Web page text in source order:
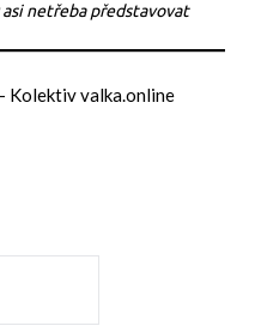
netřeba představovat
Kolektiv valka.online